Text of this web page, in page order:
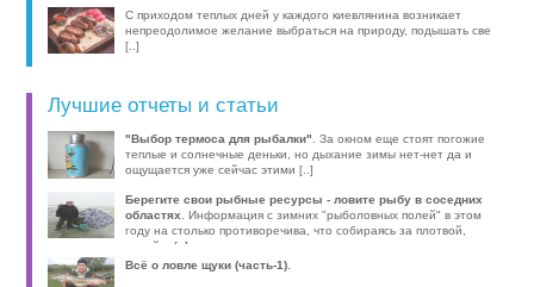
С приходом теплых дней у каждого киевлянина возникает
непреодолимое желание выбраться на природу, подышать све
[..]
Лучшие отчеты и статьи
"Выбор термоса для рыбалки". За окном еще стоят погожие
теплые и солнечные деньки, но дыхание зимы нет-нет да и
ощущается уже сейчас этими [..]
Берегите свои рыбные ресурсы - ловите рыбу в соседних
областях
. Информация с зимних "рыболовных полей" в этом
году на столько противоречива, что собираясь за плотвой,
волей-н [..]
Всё о ловле щуки (часть-1)